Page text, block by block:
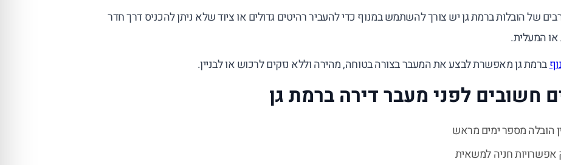
של הובלות ברמת גן יש צורך להשתמש במנוף כדי להעביר רהיטים גדולים או ציוד שלא ניתן להכניס דרך חדר
המעלית.
ברמת גן מאפשרת לבצע את המעבר בצורה בטוחה, מהירה וללא נזקים לרכוש או לבניין.
חשובים לפני מעבר דירה ברמת גן
הובלה מספר ימים מראש
אפשרויות חניה למשאית